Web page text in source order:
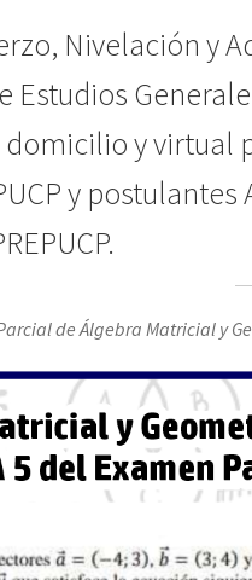
Nivelación y
Estudios
y virtual
y postulantes
de Álgebra Matricial y